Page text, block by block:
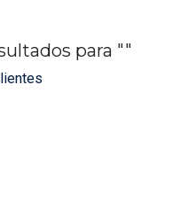
para ""